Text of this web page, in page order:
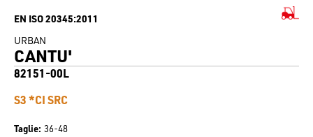
EN ISO 20345:2011
URBAN
CANTU'
82151-00L
S3 *CI SRC
Taglie 36-48